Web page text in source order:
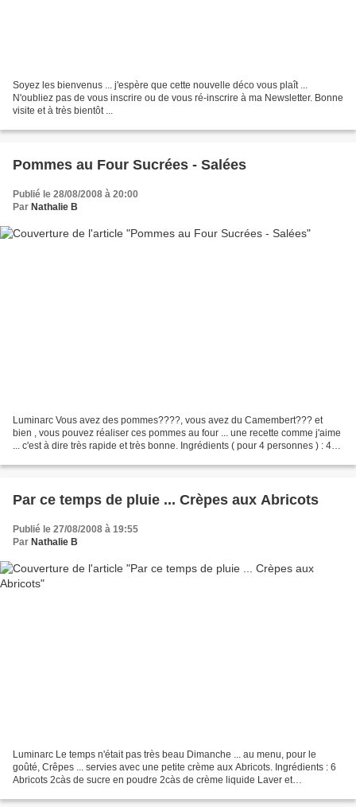
Soyez les bienvenus ... j'espère que cette nouvelle déco vous plaît ...
N'oubliez pas de vous inscrire ou de vous ré-inscrire à ma Newsletter. Bonne
visite et à très bientôt ...
Pommes au Four Sucrées - Salées
Publié le 28/08/2008 à 20:00
Par Nathalie B
Luminarc Vous avez des pommes????, vous avez du Camembert??? et
bien , vous pouvez réaliser ces pommes au four ... une recette comme j'aime
... c'est à dire très rapide et très bonne. Ingrédients ( pour 4 personnes ) : 4
Par ce temps de pluie ... Crèpes aux Abricots
Publié le 27/08/2008 à 19:55
Par Nathalie B
Luminarc Le temps n'était pas très beau Dimanche ... au menu, pour le
goûté, Crêpes ... servies avec une petite crème aux Abricots. Ingrédients : 6
Abricots 2càs de sucre en poudre 2càs de crème liquide Laver et